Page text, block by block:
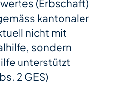
(Erbschaft)
kantonaler
nicht mit
sondern
unterstützt
2 GES)